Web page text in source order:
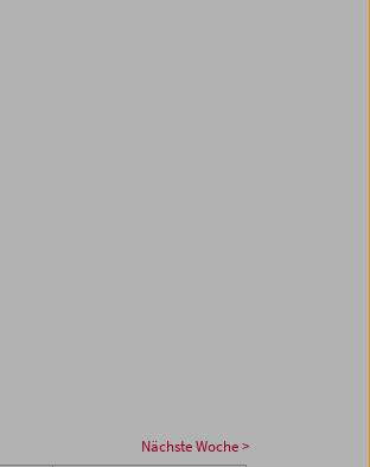
Nächste Woche >